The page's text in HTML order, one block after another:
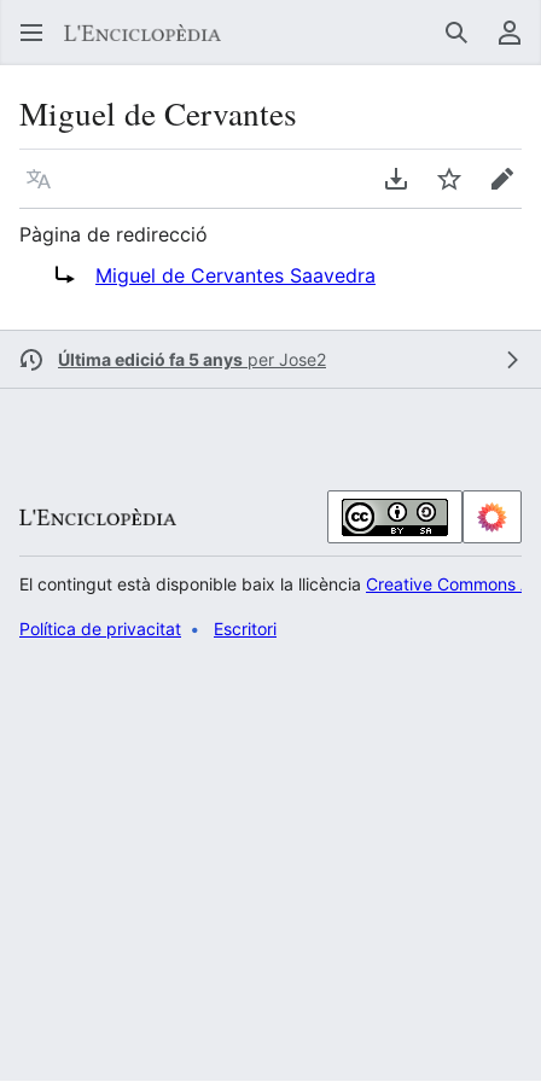
Buscar
Miguel de Cervantes
Llegir en un atre idioma Descarregar en
Vigilar
Pàgina de redirecció
Redirigix a:Miguel de Cervantes Saavedra
Última edició fa 5 anys per Jose2
El contingut està disponible baix la llicència Creative Commons
Política de privacitat Escritori